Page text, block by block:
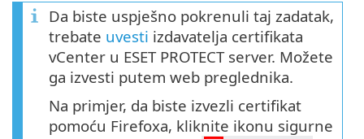
Da biste uspješno pokrenuli taj zadatak,
trebate uvesti izdavatelja certifikata
vCenter u ESET PROTECT server. Možete
ga izvesti putem web preglednika.
Na primjer, da biste izvezli certifikat
pomoću Firefoxa, kliknite ikonu sigurne